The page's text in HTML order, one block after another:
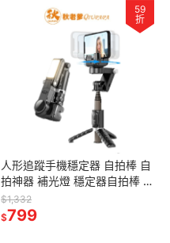
59
折
人形追蹤手機穩定器 自拍棒 自
拍神器 補光燈 穩定器自拍棒 雲
台穩定器 穩拍器 手機視頻影片
拍攝錄影
$1,332
$799